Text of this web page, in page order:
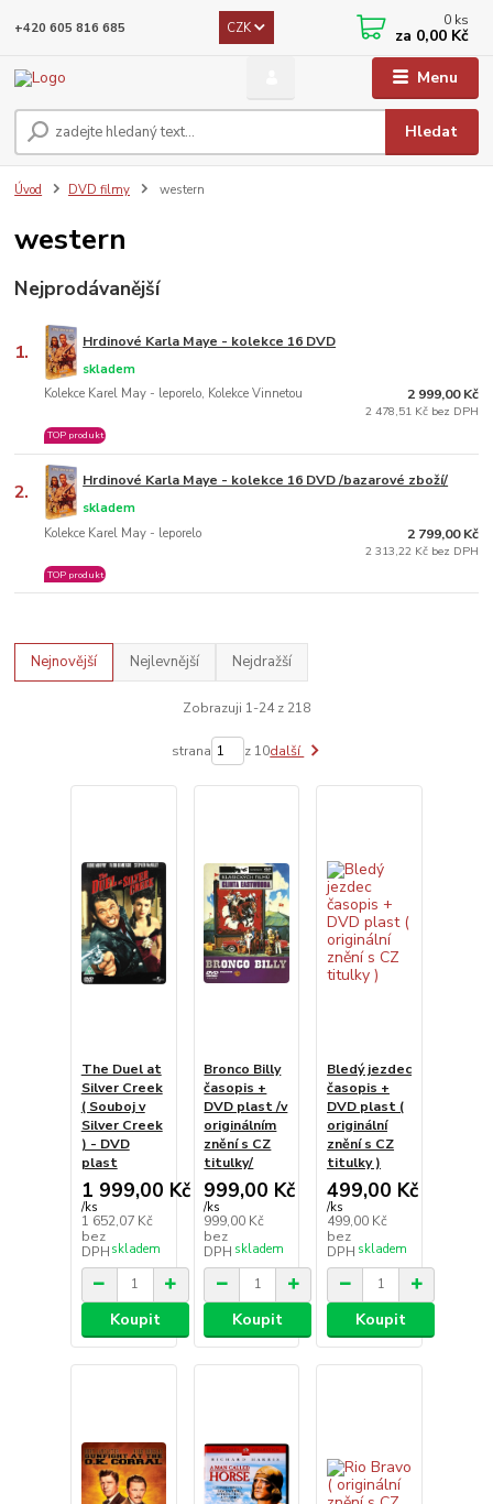
Menu
CZK
Hledat
+420 605 816 685 0 ks
za 0,00 Kč
Úvod DVD filmy western
western
Nejprodávanější
1. Hrdinové Karla Maye - kolekce 16 DVD
Kolekce Karel May - leporelo, Kolekce Vinnetou
skladem
TOP produkt
2 999,00 Kč
2 478,51 Kč bez DPH
2. Hrdinové Karla Maye - kolekce 16 DVD /bazarové zboží/
Kolekce Karel May - leporelo
skladem
TOP produkt
2 799,00 Kč
2 313,22 Kč bez DPH
Nejnovější Nejlevnější Nejdražší
Zobrazuji 1-24 z 218
strana z 10další
The Duel at
Silver Creek
( Souboj v
Silver Creek
) - DVD
plast
1 999,00 Kč
/ks
1 652,07 Kč
bez
DPH skladem
Koupit
Bronco Billy
časopis +
DVD plast /v
originálním
znění s CZ
titulky/
999,00 Kč
/ks
999,00 Kč
bez
DPH skladem
Koupit
Bledý jezdec
časopis +
DVD plast (
originální
znění s CZ
titulky )
499,00 Kč
/ks
499,00 Kč
bez
DPH skladem
Koupit